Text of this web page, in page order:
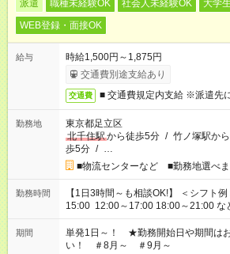
派遣 職種未経験OK 社会人未経験OK 大学
WEB登録・面接OK
給与
時給1,500円～1,875円
交通費別途支給あり
交通費 ■ 交通費規定内支給 ※派遣先
勤務地
東京都足立区
北千住駅から徒歩5分 / 竹ノ塚駅か
歩5分 / …
■物流センターなど ■勤務地選べ
勤務時間
【1日3時間～も相談OK!】 ＜シフト例＞ 9:00～12:00 10:00～
15:00 12:00～17:00 18:00～21:00 など こちら以外の時間
お気軽にご相談ください！
期間
単発1日～！ ★勤務開始日や期間は
い！ ＃8月～ ＃9月～